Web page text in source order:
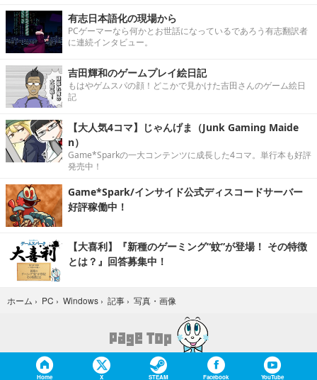
有志日本語化の現場から
PCゲーマーなら何かとお世話になっているであろう有志翻訳者
に連続インタビュー。
吉田輝和のゲームプレイ絵日記
もはやゲムスパの顔！どこかで見かけた吉田さんのゲーム絵日
記
【大人気4コマ】じゃんげま（Junk Gaming Maide
n）
Game*Sparkの一大コンテンツに成長した4コマ。単行本も好評
発売中！
Game*Spark/インサイド公式ディスコードサーバー
好評稼働中！
【大喜利】『新種のゲーミング“蚊”が登場！ その特徴
とは？』回答募集中！
ホーム › PC › Windows › 記事 › 写真・画像
Home X STEAM Facebook YouTube